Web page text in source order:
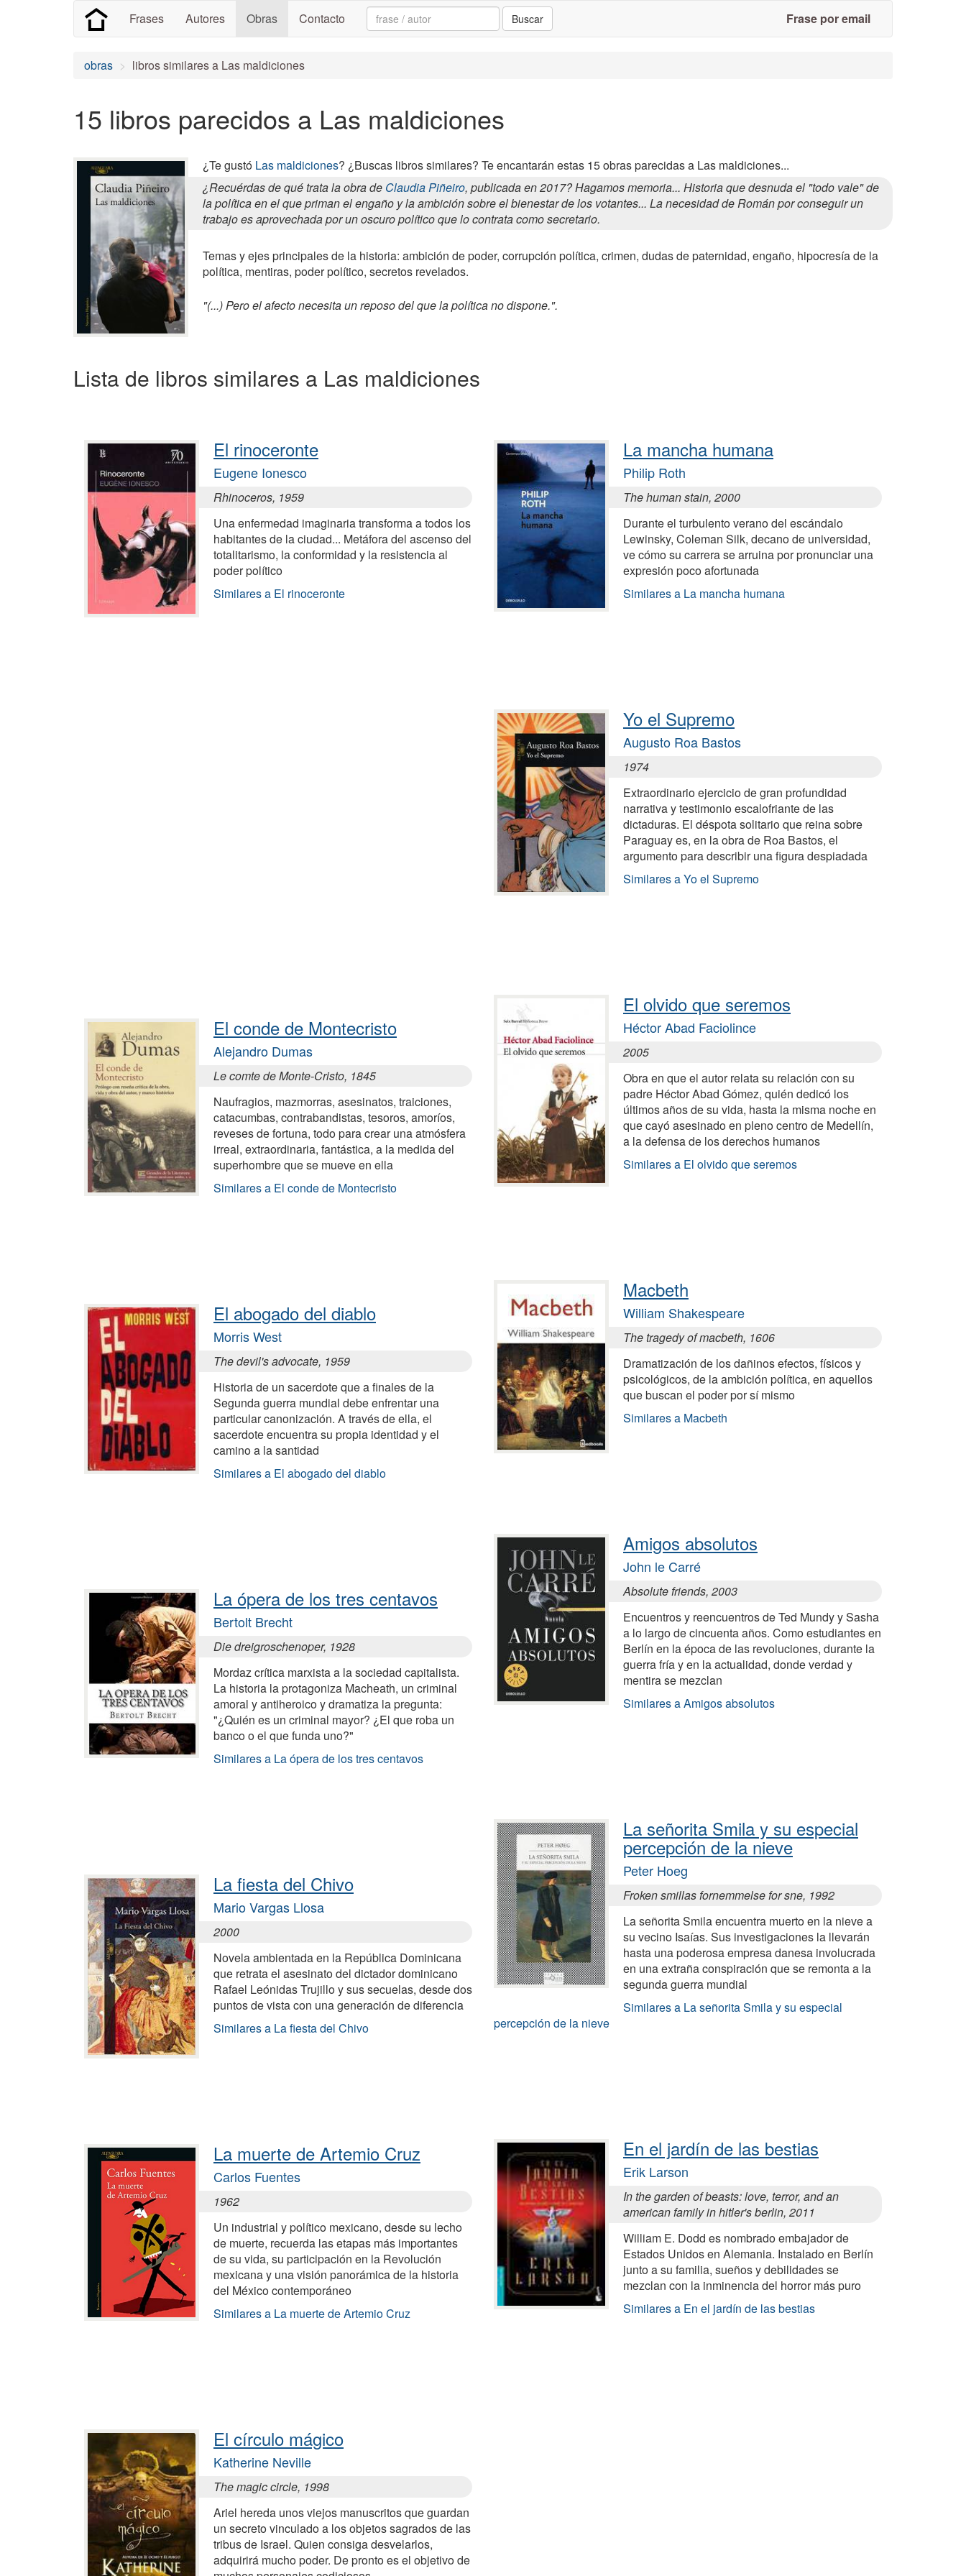
Frases Autores Obras Contacto Search: Buscar Frase por email
obras libros similares a Las maldiciones
15 libros parecidos a Las maldiciones
¿Te gustó Las maldiciones? ¿Buscas libros similares? Te encantarán estas 15 obras parecidas a Las maldiciones...
¿Recuérdas de qué trata la obra de Claudia Piñeiro, publicada en 2017? Hagamos memoria... Historia que desnuda el "todo vale" de
la política en el que priman el engaño y la ambición sobre el bienestar de los votantes... La necesidad de Román por conseguir un
trabajo es aprovechada por un oscuro político que lo contrata como secretario.
Temas y ejes principales de la historia: ambición de poder, corrupción política, crimen, dudas de paternidad, engaño, hipocresía de la
política, mentiras, poder político, secretos revelados.
"(...) Pero el afecto necesita un reposo del que la política no dispone.".
Lista de libros similares a Las maldiciones
El rinoceronte
Eugene Ionesco
Rhinoceros, 1959
Una enfermedad imaginaria transforma a todos los
habitantes de la ciudad... Metáfora del ascenso del
totalitarismo, la conformidad y la resistencia al
poder político
Similares a El rinoceronte
El conde de Montecristo
Alejandro Dumas
Le comte de Monte-Cristo, 1845
Naufragios, mazmorras, asesinatos, traiciones,
catacumbas, contrabandistas, tesoros, amoríos,
reveses de fortuna, todo para crear una atmósfera
irreal, extraordinaria, fantástica, a la medida del
superhombre que se mueve en ella
Similares a El conde de Montecristo
El abogado del diablo
Morris West
The devil's advocate, 1959
Historia de un sacerdote que a finales de la
Segunda guerra mundial debe enfrentar una
particular canonización. A través de ella, el
sacerdote encuentra su propia identidad y el
camino a la santidad
Similares a El abogado del diablo
La ópera de los tres centavos
Bertolt Brecht
Die dreigroschenoper, 1928
Mordaz crítica marxista a la sociedad capitalista.
La historia la protagoniza Macheath, un criminal
amoral y antiheroico y dramatiza la pregunta:
"¿Quién es un criminal mayor? ¿El que roba un
banco o el que funda uno?"
Similares a La ópera de los tres centavos
La fiesta del Chivo
Mario Vargas Llosa
2000
Novela ambientada en la República Dominicana
que retrata el asesinato del dictador dominicano
Rafael Leónidas Trujillo y sus secuelas, desde dos
puntos de vista con una generación de diferencia
Similares a La fiesta del Chivo
La muerte de Artemio Cruz
Carlos Fuentes
1962
Un industrial y político mexicano, desde su lecho
de muerte, recuerda las etapas más importantes
de su vida, su participación en la Revolución
mexicana y una visión panorámica de la historia
del México contemporáneo
Similares a La muerte de Artemio Cruz
El círculo mágico
Katherine Neville
The magic circle, 1998
Ariel hereda unos viejos manuscritos que guardan
un secreto vinculado a los objetos sagrados de las
tribus de Israel. Quien consiga desvelarlos,
adquirirá mucho poder. De pronto es el objetivo de
La mancha humana
Philip Roth
The human stain, 2000
Durante el turbulento verano del escándalo
Lewinsky, Coleman Silk, decano de universidad,
ve cómo su carrera se arruina por pronunciar una
expresión poco afortunada
Similares a La mancha humana
Yo el Supremo
Augusto Roa Bastos
1974
Extraordinario ejercicio de gran profundidad
narrativa y testimonio escalofriante de las
dictaduras. El déspota solitario que reina sobre
Paraguay es, en la obra de Roa Bastos, el
argumento para describir una figura despiadada
Similares a Yo el Supremo
El olvido que seremos
Héctor Abad Faciolince
2005
Obra en que el autor relata su relación con su
padre Héctor Abad Gómez, quién dedicó los
últimos años de su vida, hasta la misma noche en
que cayó asesinado en pleno centro de Medellín,
a la defensa de los derechos humanos
Similares a El olvido que seremos
Macbeth
William Shakespeare
The tragedy of macbeth, 1606
Dramatización de los dañinos efectos, físicos y
psicológicos, de la ambición política, en aquellos
que buscan el poder por sí mismo
Similares a Macbeth
Amigos absolutos
John le Carré
Absolute friends, 2003
Encuentros y reencuentros de Ted Mundy y Sasha
a lo largo de cincuenta años. Como estudiantes en
Berlín en la época de las revoluciones, durante la
guerra fría y en la actualidad, donde verdad y
mentira se mezclan
Similares a Amigos absolutos
La señorita Smila y su especial
percepción de la nieve
Peter Hoeg
Froken smillas fornemmelse for sne, 1992
La señorita Smila encuentra muerto en la nieve a
su vecino Isaías. Sus investigaciones la llevarán
hasta una poderosa empresa danesa involucrada
en una extraña conspiración que se remonta a la
segunda guerra mundial
Similares a La señorita Smila y su especial
percepción de la nieve
En el jardín de las bestias
Erik Larson
In the garden of beasts: love, terror, and an
american family in hitler's berlin, 2011
William E. Dodd es nombrado embajador de
Estados Unidos en Alemania. Instalado en Berlín
junto a su familia, sueños y debilidades se
mezclan con la inminencia del horror más puro
Similares a En el jardín de las bestias